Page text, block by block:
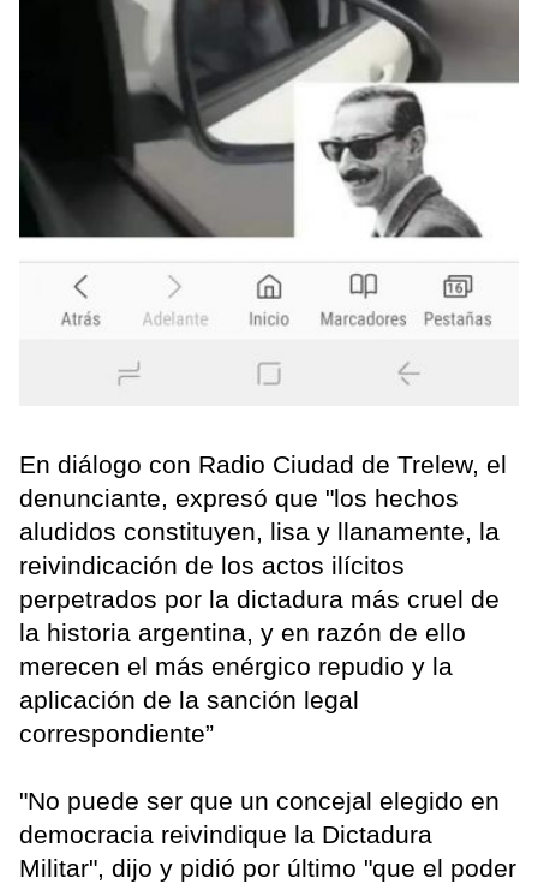
En diálogo con Radio Ciudad de Trelew, el
denunciante, expresó que "los hechos
aludidos constituyen, lisa y llanamente, la
reivindicación de los actos ilícitos
perpetrados por la dictadura más cruel de
la historia argentina, y en razón de ello
merecen el más enérgico repudio y la
aplicación de la sanción legal
correspondiente”
"No puede ser que un concejal elegido en
democracia reivindique la Dictadura
Militar", dijo y pidió por último "que el poder